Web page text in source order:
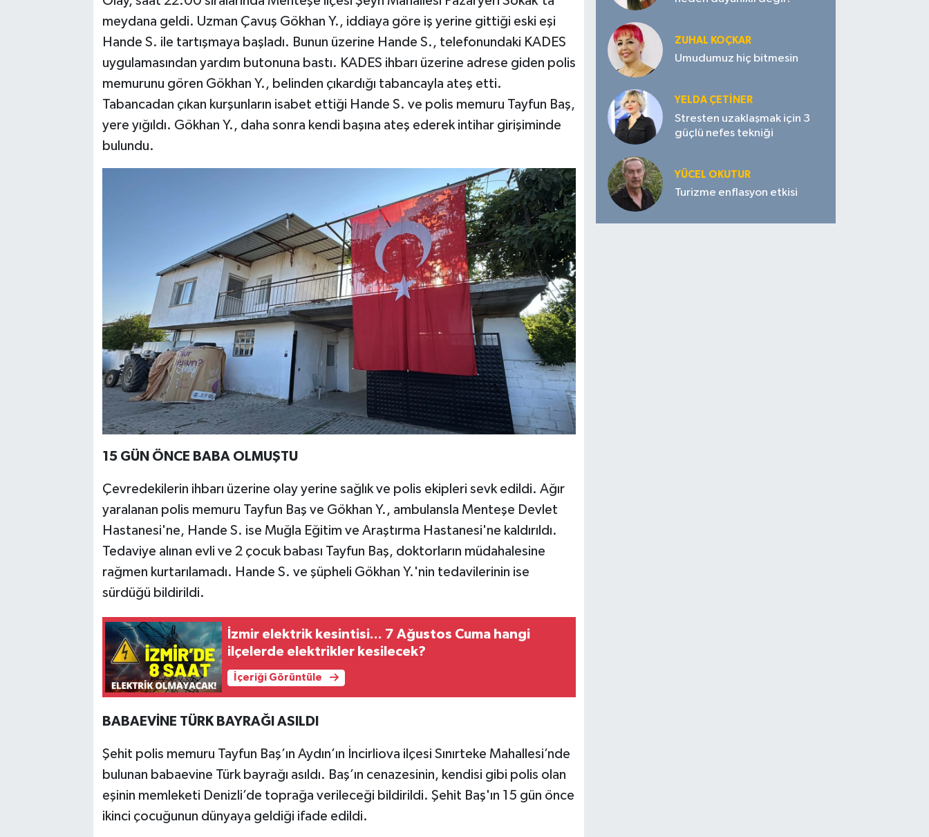
meydana geldi. Uzman Çavuş Gökhan Y., iddiaya göre iş yerine gittiği eski eşi
Hande S. ile tartışmaya başladı. Bunun üzerine Hande S., telefonundaki KADES
uygulamasından yardım butonuna bastı. KADES ihbarı üzerine adrese giden polis
memurunu gören Gökhan Y., belinden çıkardığı tabancayla ateş etti.
Tabancadan çıkan kurşunların isabet ettiği Hande S. ve polis memuru Tayfun Baş,
yere yığıldı. Gökhan Y., daha sonra kendi başına ateş ederek intihar girişiminde
bulundu.
15 GÜN ÖNCE BABA OLMUŞTU
Çevredekilerin ihbarı üzerine olay yerine sağlık ve polis ekipleri sevk edildi. Ağır
yaralanan polis memuru Tayfun Baş ve Gökhan Y., ambulansla Menteşe Devlet
Hastanesi'ne, Hande S. ise Muğla Eğitim ve Araştırma Hastanesi'ne kaldırıldı.
Tedaviye alınan evli ve 2 çocuk babası Tayfun Baş, doktorların müdahalesine
rağmen kurtarılamadı. Hande S. ve şüpheli Gökhan Y.'nin tedavilerinin ise
sürdüğü bildirildi.
İzmir elektrik kesintisi... 7 Ağustos Cuma hangi
ilçelerde elektrikler kesilecek?
İçeriği Görüntüle
BABAEVİNE TÜRK BAYRAĞI ASILDI
Şehit polis memuru Tayfun Baş’ın Aydın’ın İncirliova ilçesi Sınırteke Mahallesi’nde
bulunan babaevine Türk bayrağı asıldı. Baş’ın cenazesinin, kendisi gibi polis olan
eşinin memleketi Denizli’de toprağa verileceği bildirildi. Şehit Baş'ın 15 gün önce
ikinci çocuğunun dünyaya geldiği ifade edildi.
ZUHAL KOÇKAR
Umudumuz hiç bitmesin
YELDA ÇETİNER
Stresten uzaklaşmak için 3
güçlü nefes tekniği
YÜCEL OKUTUR
Turizme enflasyon etkisi